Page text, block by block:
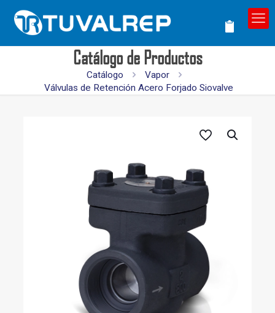
Catálogo de Productos
Catálogo
Vapor
Válvulas de Retención Acero Forjado Siovalve